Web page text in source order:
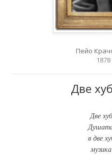
Пейо
Две
Две
в две